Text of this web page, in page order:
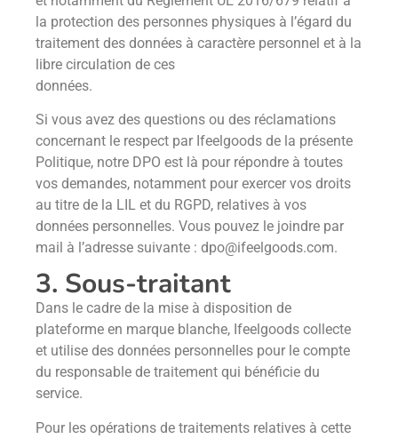
la protection des personnes physiques à l’égard du
traitement des données à caractère personnel et à la
libre circulation de ces
données.
Si vous avez des questions ou des réclamations
concernant le respect par Ifeelgoods de la présente
Politique, notre DPO est là pour répondre à toutes
vos demandes, notamment pour exercer vos droits
au titre de la LIL et du RGPD, relatives à vos
données personnelles. Vous pouvez le joindre par
mail à l’adresse suivante : dpo@ifeelgoods.com.
3. Sous-traitant
Dans le cadre de la mise à disposition de
plateforme en marque blanche, Ifeelgoods collecte
et utilise des données personnelles pour le compte
du responsable de traitement qui bénéficie du
service.
Pour les opérations de traitements relatives à cette